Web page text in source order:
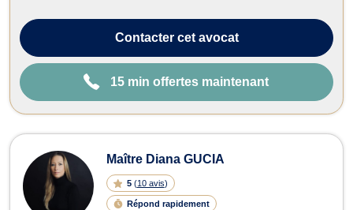
Bilingue ...
Contactercet avocat
15 min offertes maintenant
Maître Diana GUCIA
5 (10 avis)
Répond rapidement